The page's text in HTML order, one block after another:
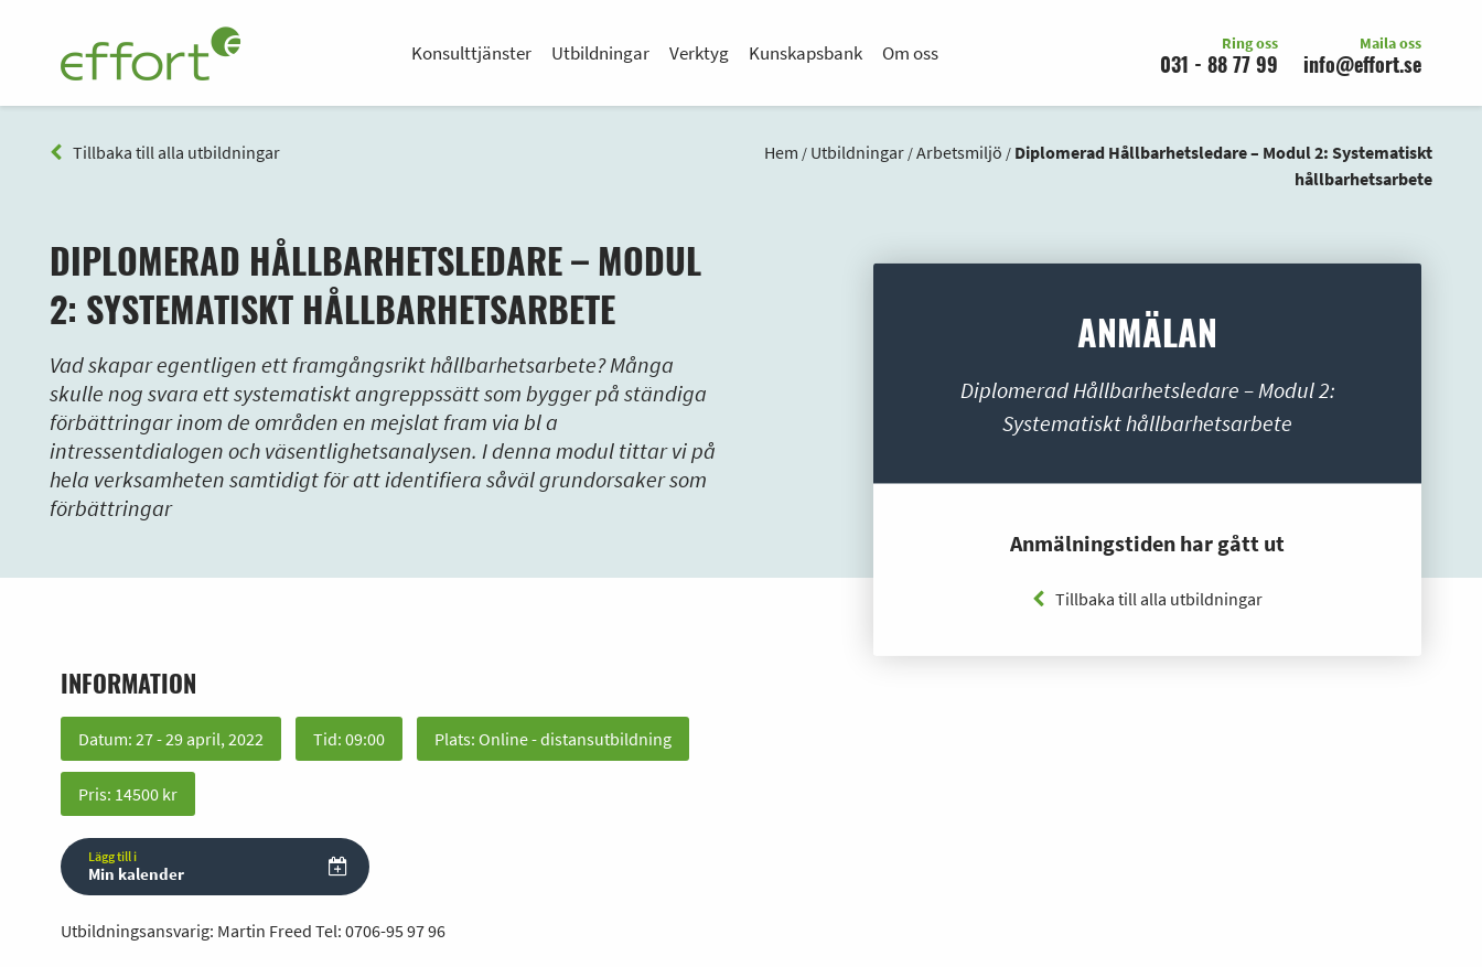
Konsulttjänster Utbildningar Verktyg Kunskapsbank Om oss Ring oss
031 - 88 77 99
Maila oss
info@effort.se
Tillbaka till alla utbildningar Hem / Utbildningar /Arbetsmiljö / Diplomerad Hållbarhetsledare – Modul 2: Systematiskt
hållbarhetsarbete
DIPLOMERAD HÅLLBARHETSLEDARE – MODUL
2: SYSTEMATISKT HÅLLBARHETSARBETE
Vad skapar egentligen ett framgångsrikt hållbarhetsarbete? Många
skulle nog svara ett systematiskt angreppssätt som bygger på ständiga
förbättringar inom de områden en mejslat fram via bl a
intressentdialogen och väsentlighetsanalysen. I denna modul tittar vi på
hela verksamheten samtidigt för att identifiera såväl grundorsaker som
förbättringar
INFORMATION
Datum: 27 - 29 april, 2022 Tid: 09:00 Plats: Online - distansutbildning
Pris: 14500 kr
Lägg till i
Min kalender
Utbildningsansvarig: Martin Freed Tel: 0706-95 97 96
ANMÄLAN
Diplomerad Hållbarhetsledare – Modul 2:
Systematiskt hållbarhetsarbete
Anmälningstiden har gått ut
Tillbaka till alla utbildningar